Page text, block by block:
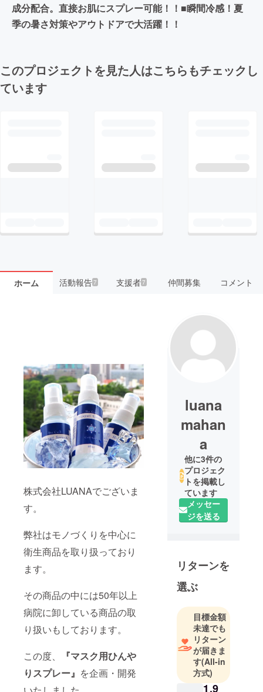
成分配合。直接お肌にスプレー可能！！■瞬間冷感！夏
季の暑さ対策やアウトドアで大活躍！！
このプロジェクトを見た人はこちらもチェックし
ています
ホーム 活動報告7 支援者7 仲間募集 コメント
株式会社LUANAでございま
す。
弊社はモノづくりを中心に
衛生商品を取り扱っており
ます。
その商品の中には50年以上
病院に卸している商品の取
り扱いもしております。
この度、
『マスク用ひんや
りスプレー』 を企画・開発
luana
mahan
a
他に3件の
プロジェク
トを掲載し
ています
メッセー
ジを送る
リターンを
選ぶ
目標金額
未達でも
リターン
が届きま
す(All-in
方式)
1,9